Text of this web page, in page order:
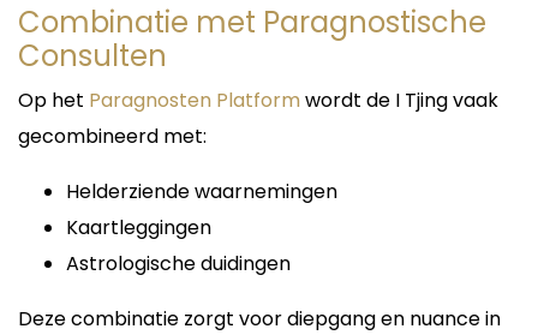
Combinatie met Paragnostische
Consulten
Op het Paragnosten Platformwordt de I Tjing vaak
gecombineerd met:
Helderziende waarnemingen
Kaartleggingen
Astrologische duidingen
Deze combinatie zorgt voor diepgang en nuance in